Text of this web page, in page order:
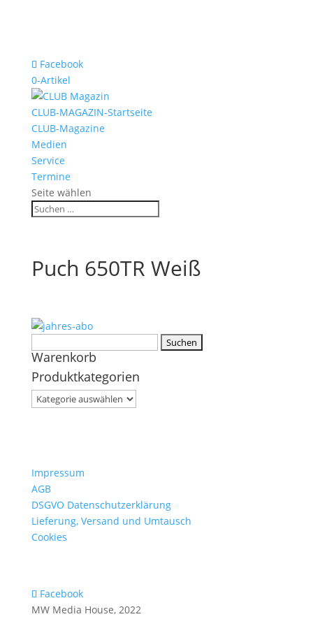
Facebook
0-Artikel
CLUB-MAGAZIN-Startseite
CLUB-Magazine
Medien
Service
Termine
Seite wählen
Puch 650TR Weiß
nach:
Warenkorb
Produktkategorien
Impressum
AGB
DSGVO Datenschutzerklärung
Lieferung, Versand und Umtausch
Cookies
Facebook
MW Media House, 2022